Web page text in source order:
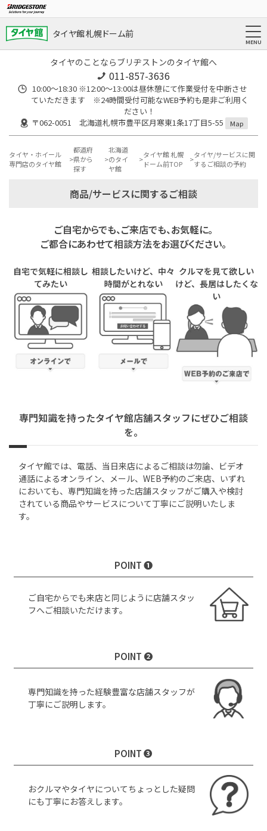
タイヤ館 札幌ドーム前
タイヤのことならブリヂストンのタイヤ館へ
011-857-3636
10:00～18:30 ※12:00～13:00は昼休憩にて作業受付を中断させ
ていただきます ※24時間受付可能なWEB予約も是非ご利用く
ださい！
〒062-0051 北海道札幌市豊平区月寒東1条17丁目5-55
Map
タイヤ・ホイール
専門店のタイヤ館
都道府
県から
探す
北海道
のタイ
ヤ館
タイヤ館 札幌
ドーム前TOP
タイヤ/サービスに関
するご相談の予約
商品/サービスに関するご相談
ご自宅からでも、ご来店でも、お気軽に。
ご都合にあわせて相談方法をお選びください。
自宅で気軽に相談し
てみたい
相談したいけど、中々
時間がとれない
クルマを見て欲しい
けど、長居はしたくな
い
専門知識を持ったタイヤ館店舗スタッフにぜひご相談
を。
タイヤ館では、電話、当日来店によるご相談は勿論、ビデオ
通話によるオンライン、メール、WEB予約のご来店、いずれ
においても、専門知識を持った店舗スタッフがご購入や検討
されている商品やサービスについて丁寧にご説明いたしま
す。
POINT ❶
ご自宅からでも来店と同じように店舗スタッ
フへご相談いただけます。
POINT ❷
専門知識を持った経験豊富な店舗スタッフが
丁寧にご説明します。
POINT ❸
おクルマやタイヤについてちょっとした疑問
にも丁寧にお答えします。